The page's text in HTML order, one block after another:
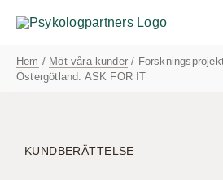
Anlita oss
Lär dig mer
Hem / Möt våra kunder /
Östergötland: ASK FOR IT
KUNDBERÄTTELSE